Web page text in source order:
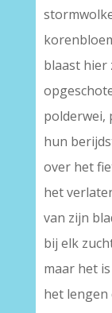
blaast hier
polderwei,
hun
over het
het
van zijn
bij elk
maar het
het lengen